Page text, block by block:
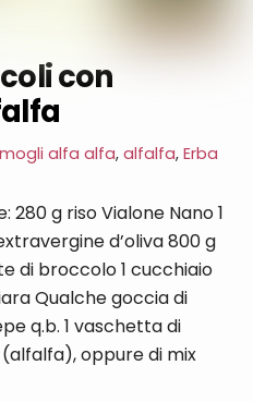
con
alfa alfa,alfalfa,Erba
g riso Vialone Nano 1
d’oliva 800 g
di broccolo 1 cucchiaio
Qualche goccia di
q.b. 1 vaschetta di
oppure di mix